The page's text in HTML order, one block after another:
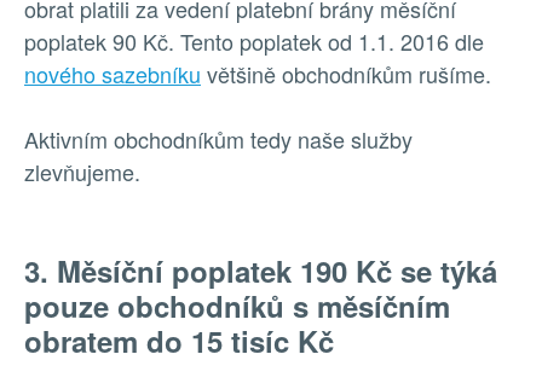
obrat platili za vedení platební brány měsíční
poplatek 90 Kč. Tento poplatek od 1.1. 2016 dle
nového sazebníku většině obchodníkům rušíme.
Aktivním obchodníkům tedy naše služby
zlevňujeme.
3. Měsíční poplatek 190 Kč se týká
pouze obchodníků s měsíčním
obratem do 15 tisíc Kč